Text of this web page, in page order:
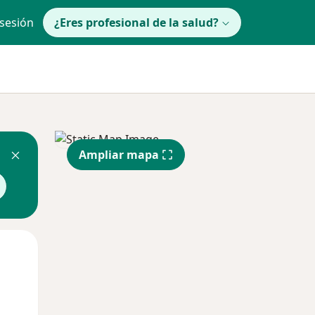
¿Eres profesional de la salud?
Ampliar mapa